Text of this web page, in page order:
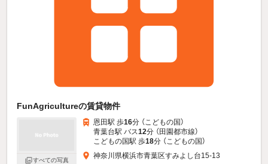
FunAgricultureの賃貸物件
すべての写真
恩田駅 歩16分 （こどもの国）
青葉台駅 バス12分 （田園都市線）
こどもの国駅 歩18分 （こどもの国）
神奈川県横浜市青葉区すみよし台15-13